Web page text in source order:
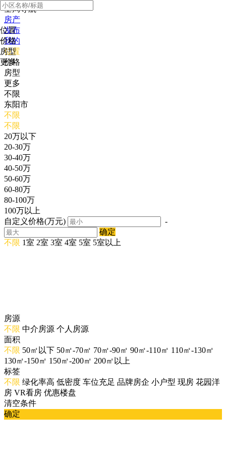
全局导航
房产
发布
我的
位置
价格
房型
更多
位置
价格
房型
更多
不限
东阳市
不限
不限
20万以下
20-30万
30-40万
40-50万
50-60万
60-80万
80-100万
100万以上
自定义价格(万元)
-
确定
不限 1室 2室 3室 4室 5室 5室以上
房源
不限 中介房源 个人房源
面积
不限 50㎡以下 50㎡-70㎡ 70㎡-90㎡ 90㎡-110㎡ 110㎡-130㎡
130㎡-150㎡ 150㎡-200㎡ 200㎡以上
标签
不限 绿化率高 低密度 车位充足 品牌房企 小户型 现房 花园洋
房 VR看房 优惠楼盘
清空条件
确定